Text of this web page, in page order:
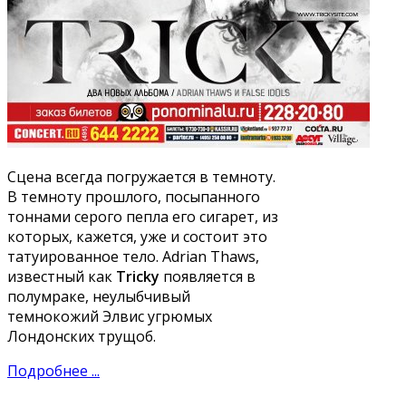
Сцена всегда погружается в темноту.
В темноту прошлого, посыпанного
тоннами серого пепла его сигарет, из
которых, кажется, уже и состоит это
татуированное тело. Adrian Thaws,
известный как Tricky появляется в
полумраке, неулыбчивый
темнокожий Элвис угрюмых
Лондонских трущоб.
Подробнее ...